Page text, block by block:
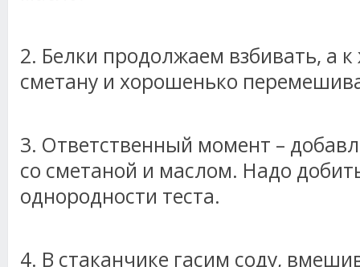
2. Белки продолжаем взбивать, а
сметану и хорошенько
3. Ответственный момент –
со сметаной и маслом. Надо
однородности теста.
4. В стаканчике гасим соду,